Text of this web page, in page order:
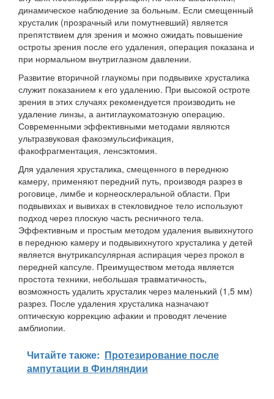
динамическое наблюдение за больным. Если смещенный
хрусталик (прозрачный или помутневший) является
препятствием для зрения и можно ожидать повышение
остроты зрения после его удаления, операция показана и
при нормальном внутриглазном давлении.
Развитие вторичной глаукомы при подвывихе хрусталика
служит показанием к его удалению. При высокой остроте
зрения в этих случаях рекомендуется производить не
удаление линзы, а антиглаукоматозную операцию.
Современными эффективными методами являются
ультразвуковая факоэмульсификация,
факофрагментация, ленсэктомия.
Для удаления хрусталика, смещенного в переднюю
камеру, применяют передний путь, производя разрез в
роговице, лимбе и корнеосклеральной области. При
подвывихах и вывихах в стекловидное тело используют
подход через плоскую часть ресничного тела.
Эффективным и простым методом удаления вывихнутого
в переднюю камеру и подвывихнутого хрусталика у детей
является внутрикапсулярная аспирация через прокол в
передней капсуле. Преимуществом метода является
простота техники, небольшая травматичность,
возможность удалить хрусталик через маленький (1,5 мм)
разрез. После удаления хрусталика назначают
оптическую коррекцию афакии и проводят лечение
амблиопии.
Читайте также: Протезирование после
ампутации в Финляндии